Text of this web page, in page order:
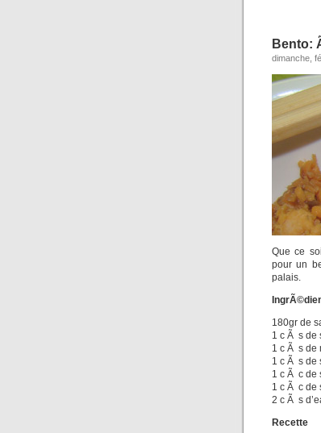
Bento:
dimanche,
Que ce
pour un
palais.
180gr de
1 c Ã s de
1 c Ã s de
1 c Ã s de
1 c Ã c de
1 c Ã c de
2 c Ã s
Recette